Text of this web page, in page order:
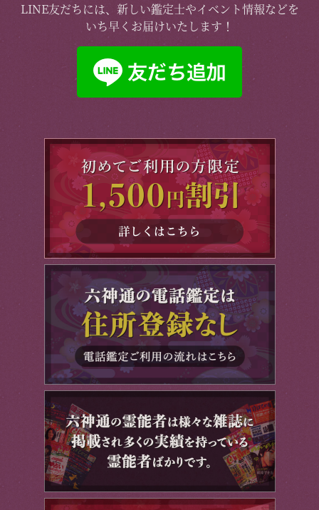
LINE友だちには、新しい鑑定士やイベント情報などを
いち早くお届けいたします！